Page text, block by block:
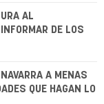
AL
DE LOS
A MENAS
QUE HAGAN LO